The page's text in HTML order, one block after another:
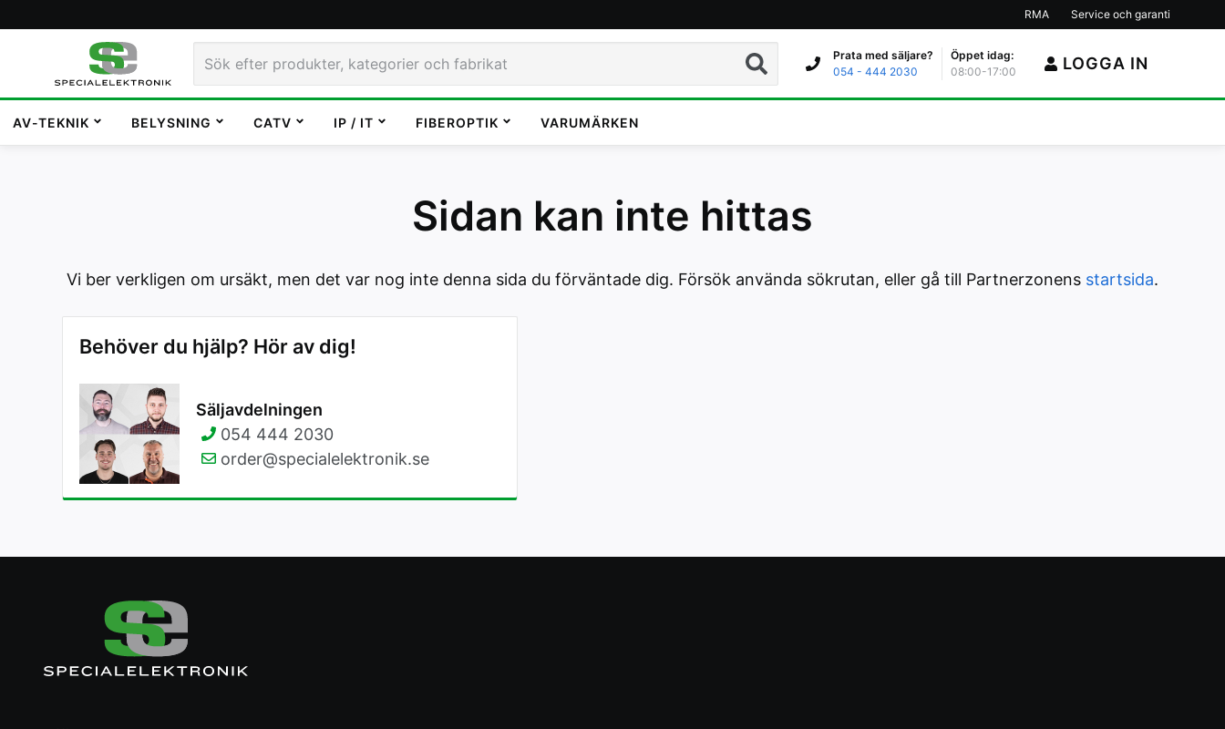
RMA Service och garanti
Sök
Prata med säljare?
054 - 444 2030
Öppet idag:
08:00-17:00
LOGGA IN
AV-TEKNIK BELYSNING CATV IP / IT FIBEROPTIK VARUMÄRKEN
Sidan kan inte hittas
Vi ber verkligen om ursäkt, men det var nog inte denna sida du förväntade dig. Försök använda sökrutan, eller gå till Partnerzonens startsida.
Behöver du hjälp? Hör av dig!
Säljavdelningen
054 444 2030
order@specialelektronik.se